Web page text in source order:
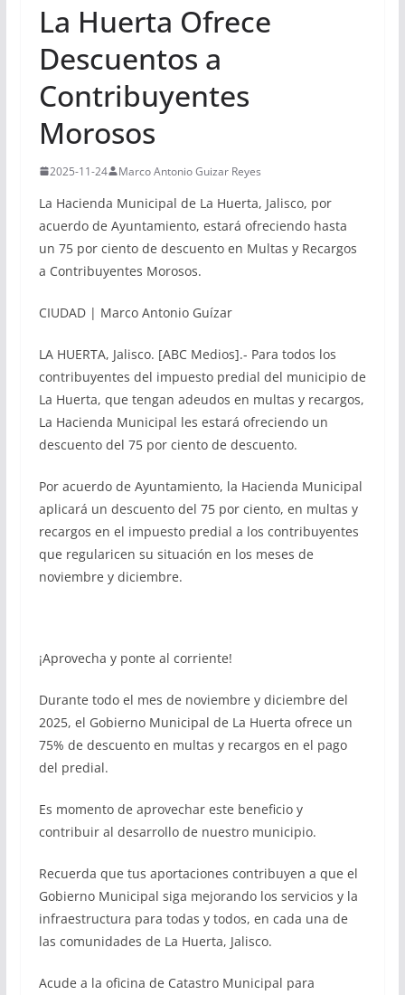
La Huerta Ofrece
Descuentos a
Contribuyentes
Morosos
2025-11-24 Marco Antonio Guizar Reyes
La Hacienda Municipal de La Huerta, Jalisco, por
acuerdo de Ayuntamiento, estará ofreciendo hasta
un 75 por ciento de descuento en Multas y Recargos
a Contribuyentes Morosos.
CIUDAD | Marco Antonio Guízar
LA HUERTA, Jalisco. [ABC Medios].- Para todos los
contribuyentes del impuesto predial del municipio de
La Huerta, que tengan adeudos en multas y recargos,
La Hacienda Municipal les estará ofreciendo un
descuento del 75 por ciento de descuento.
Por acuerdo de Ayuntamiento, la Hacienda Municipal
aplicará un descuento del 75 por ciento, en multas y
recargos en el impuesto predial a los contribuyentes
que regularicen su situación en los meses de
noviembre y diciembre.
¡Aprovecha y ponte al corriente!
Durante todo el mes de noviembre y diciembre del
2025, el Gobierno Municipal de La Huerta ofrece un
75% de descuento en multas y recargos en el pago
del predial.
Es momento de aprovechar este beneficio y
contribuir al desarrollo de nuestro municipio.
Recuerda que tus aportaciones contribuyen a que el
Gobierno Municipal siga mejorando los servicios y la
infraestructura para todas y todos, en cada una de
las comunidades de La Huerta, Jalisco.
Acude a la oficina de Catastro Municipal para